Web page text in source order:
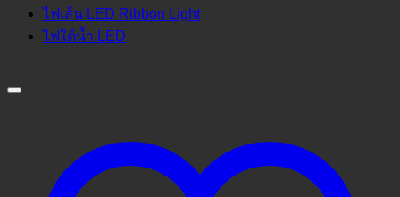
ไฟเส้น LED Ribbon Light
ไฟใต้น้ำ LED